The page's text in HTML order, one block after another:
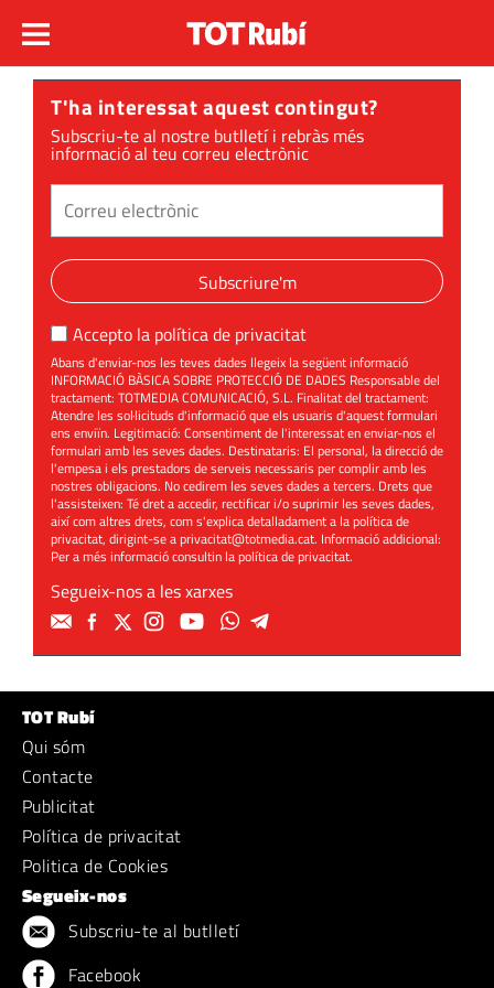
T'ha interessat aquest contingut?
Subscriu-te al nostre butlletí i rebràs més
informació al teu correu electrònic
Subscriure'm
Accepto la política de privacitat
Abans d'enviar-nos les teves dades llegeix la següent informació
INFORMACIÓ BÀSICA SOBRE PROTECCIÓ DE DADES Responsable del
tractament: TOTMEDIA COMUNICACIÓ, S.L. Finalitat del tractament:
Atendre les sol·licituds d'informació que els usuaris d'aquest formulari
ens enviïn. Legitimació: Consentiment de l'interessat en enviar-nos el
formulari amb les seves dades. Destinataris: El personal, la direcció de
l'empesa i els prestadors de serveis necessaris per complir amb les
nostres obligacions. No cedirem les seves dades a tercers. Drets que
l'assisteixen: Té dret a accedir, rectificar i/o suprimir les seves dades,
així com altres drets, com s'explica detalladament a la política de
privacitat, dirigint-se aprivacitat@totmedia.cat. Informació addicional:
Per a més informació consultin lapolítica de privacitat.
Segueix-nos a les xarxes
TOT Rubí
Qui sóm
Contacte
Publicitat
Política de privacitat
Politica de Cookies
Segueix-nos
Subscriu-te al butlletí
Facebook